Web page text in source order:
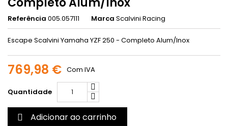
Referência 005.057111 Marca Scalvini Racing
Escape Scalvini Yamaha YZF 250 - Completo Alum/Inox
769,98 € Com IVA
Quantidade
 Adicionar ao carrinho